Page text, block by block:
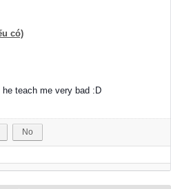
có)
teach me very bad :D
No